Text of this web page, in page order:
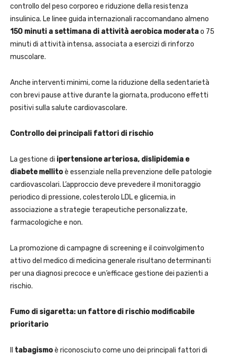
controllo del peso corporeo e riduzione della resistenza
insulinica. Le linee guida internazionali raccomandano almeno
150 minuti a settimana di attività aerobica moderatao 75
minuti di attività intensa, associata a esercizi di rinforzo
muscolare.
Anche interventi minimi, come la riduzione della sedentarietà
con brevi pause attive durante la giornata, producono effetti
positivi sulla salute cardiovascolare.
Controllo dei principali fattori di rischio
La gestione di ipertensione arteriosa, dislipidemia e
diabete mellitoè essenziale nella prevenzione delle patologie
cardiovascolari. L’approccio deve prevedere il monitoraggio
periodico di pressione, colesterolo LDL e glicemia, in
associazione a strategie terapeutiche personalizzate,
farmacologiche e non.
La promozione di campagne di screening e il coinvolgimento
attivo del medico di medicina generale risultano determinanti
per una diagnosi precoce e un’efficace gestione dei pazienti a
rischio.
Fumo di sigaretta: un fattore di rischio modificabile
prioritario
tabagismoè riconosciuto come uno dei principali fattori di